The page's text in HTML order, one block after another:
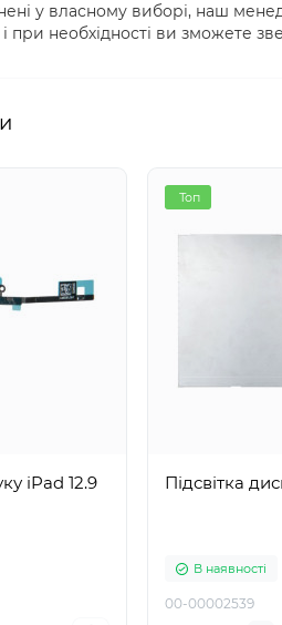
у власному виборі, наш
при необхідності ви зможете
iPad 12.9
Топ
Підсвітка
В наявності
00-00002539